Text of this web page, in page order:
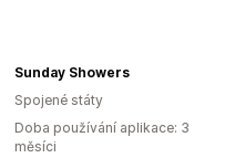
Sunday Showers
Spojené státy
Doba používání aplikace: 3
měsíci